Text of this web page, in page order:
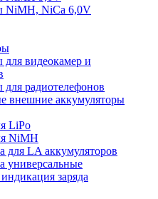
NiMH, NiCa 6,0V
видеокамер и
радиотелефонов
внешние аккумуляторы
LiPo
NiMH
для LA аккумуляторов
универсальные
заряда